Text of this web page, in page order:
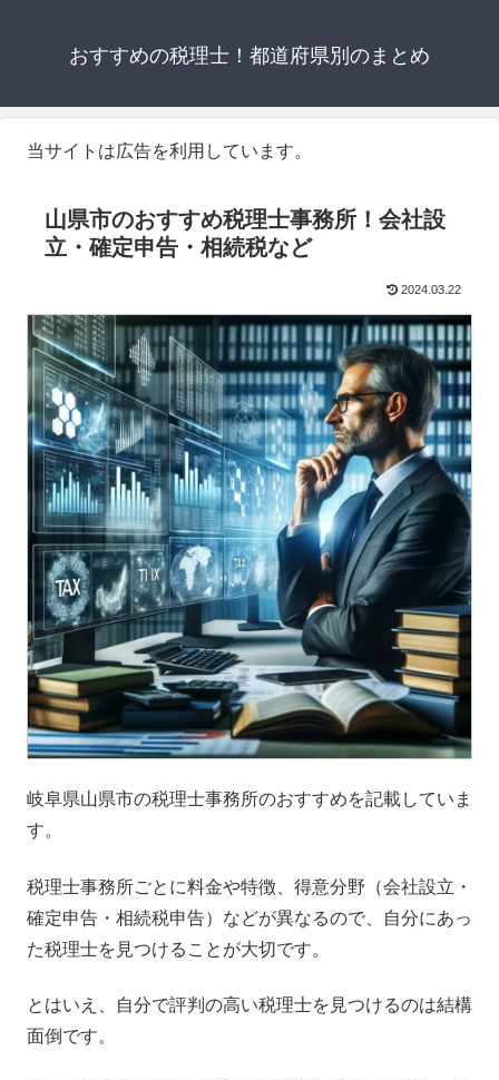
おすすめの税理士！都道府県別のまとめ
当サイトは広告を利用しています。
山県市のおすすめ税理士事務所！会社設
立・確定申告・相続税など
2024.03.22
岐阜県山県市の税理士事務所のおすすめを記載していま
す。
税理士事務所ごとに料金や特徴、得意分野（会社設立・
確定申告・相続税申告）などが異なるので、自分にあっ
た税理士を見つけることが大切です。
とはいえ、自分で評判の高い税理士を見つけるのは結構
面倒です。